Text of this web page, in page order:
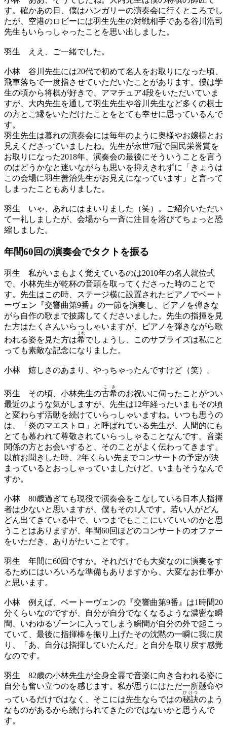
す。確かあの日、僕はハンガリーの演奏会に行くところでし
たが、空港のロビーには羽生先生の対戦相手である谷川浩司
先生もいらっしゃったことを思い出しました。
羽生 ええ、ご一緒でした。
小林 谷川先生には20代で初めて名人をお取りになった頃、
飛車落ちで一度指させていただいたことがあります。僕は学
生の頃から将棋が好きで、アマチュア4段をいただいていま
すが、大内先生を通して羽生先生や谷川先生など多くの棋士
の方とご縁をいただけたことをとても幸せに思っているんで
す。
羽生先生は暮れの演奏会には毎年のように奥様やお嬢様とお
見えくださっていましたね。先生が永世7冠で国民栄誉賞を
お取りになった2018年、演奏会の最後にそういうことを言う
のはどうかなと迷いながらも思いを抑えきれずに「きょうは
この会場に羽生善治先生がお見えになっています」と言って
しまったこともありました。
羽生 いゃ、あれにはまいりました（笑）。ご紹介いただい
て一礼しましたが、会場から一斉に注目を浴びてちょっと恐
縮しました。
年間60回の演奏会でタクトを振る
羽生 私がいまもよく覚えているのは2010年の名人就位式
で、小林先生が乾杯の音頭を取ってくださった時のことで
す。先生はこの時、ステージ横に設置されたピアノでベート
ーヴェン『交響曲第9番』の一節を演奏し、ピアノを弾きな
がら自作の歌まで披露してくださいました。先生の指揮を見
た方はたくさんいらっしゃいますが、ピアノを弾きながら歌
われる姿を見た方は希
まれ
でしょうし、このサプライズは私にと
っても素敵な記念になりました。
小林 嬉しさのあまり、やっちゃったんですけど（笑）。
羽生 その頃、小林先生の古希
こき
のお祝いに伺ったことがつい
最近のような気がしますが、先生は12年経ったいまもその頃
と変わらず活動を続けていらっしゃいますね。いつも思うの
は、「炎のマエストロ」と呼ばれている先生が、人間的にも
とても慕われて尊敬されていらっしゃることなんです。音楽
関係の方とお会いすると、そのことがよく伝わってきます。
以前お聞きした時、2年くらい先までコンサートの予定が決
まっているとおっしゃっていましたけど、いまもそうなんで
すか。
小林 80歳過ぎても現役で演奏会をこなしている日本人指揮
者は少ないと思いますが、僕もその1人です。若い人がどん
どん出てきている中で、いつまでもここにいていいのかと思
うことはありますが、年間60回ほどのコンサートのオファー
をいただき、ありがたいことです。
羽生 年間に60回ですか。それだけでも大変なのに演奏をす
るためにはいろいろな準備もありますから、大変なお仕事か
と思います。
小林 例えば、ベートーヴェンの『交響曲第9番』は1時間20
分くらいなのですが、自分が自分でなくなるような濃密な瞬
間、いわゆるゾーンに入ってしまう瞬間が自分の外で起こっ
ていて、最後に指揮棒を振り上げたその沈黙の一瞬に我に戻
り、「あ、自分は指揮していたんだ」と自分を取り戻す感覚
なのです。
羽生 82歳の小林先生が全身全霊で音楽に向き合われる姿に
自分も奮い立つのを感じます。私が思うにはただ一所懸命や
っているだけではなく、そこには先生ならではの秘訣
ひけつ
のよう
なものがあるから続けられてきたのではないかと思うんで
す。